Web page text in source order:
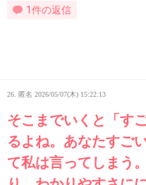
1件の返信
26. 匿名 2026/05/07(木) 15:22:13
そこまでいくと「す
るよね。あなたすご
て私は言ってしまう